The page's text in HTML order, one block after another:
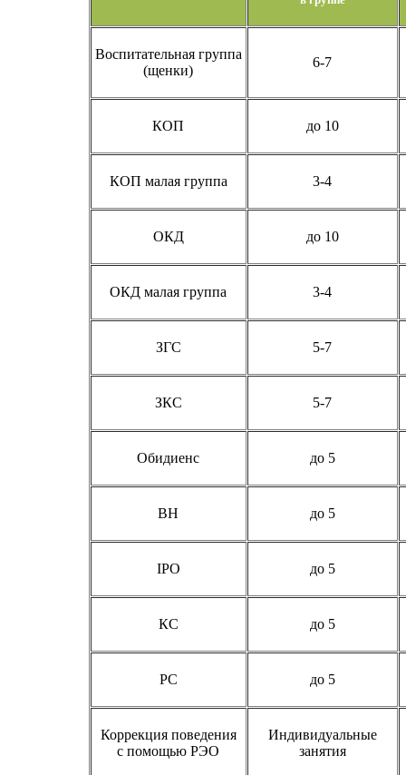
Воспитательная группа
(щенки)
6-7
КОП до 10
КОП малая группа 3-4
ОКД до 10
ОКД малая группа 3-4
ЗГС 5-7
ЗКС 5-7
Обидиенс до 5
BH до 5
IPO до 5
КС до 5
РС до 5
Коррекция поведения
с помощью РЭО
Индивидуальные
занятия